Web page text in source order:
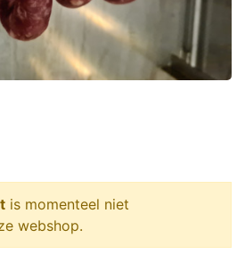
is momenteel niet
webshop.